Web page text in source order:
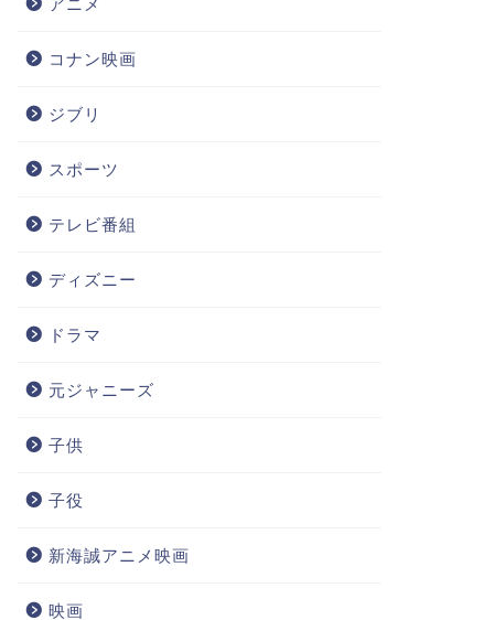
コナン映画
ジブリ
スポーツ
テレビ番組
ディズニー
ドラマ
元ジャニーズ
子供
子役
新海誠アニメ映画
映画